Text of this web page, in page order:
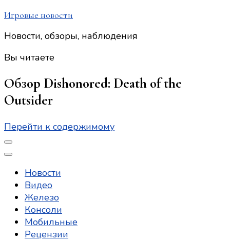
Игровые новости
Новости, обзоры, наблюдения
Вы читаете
Обзор Dishonored: Death of the
Outsider
Перейти к содержимому
Новости
Видео
Железо
Консоли
Мобильные
Рецензии